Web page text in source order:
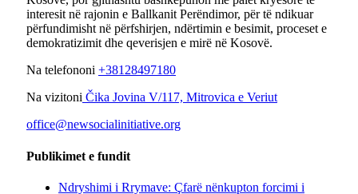
interesit në rajonin e Ballkanit Perëndimor, për të ndikuar
përfundimisht në përfshirjen, ndërtimin e besimit, proceset e
demokratizimit dhe qeverisjen e mirë në Kosovë.
Na telefononi +38128497180
Na vizitoni Čika Jovina V/117, Mitrovica e Veriut
office@newsocialinitiative.org
Publikimet e fundit
Ndryshimi i Rrymave: Çfarë nënkupton forcimi i